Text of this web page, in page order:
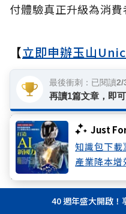
Just
知識包下載
產業降本增
付體驗真正升級為消費
【立即申辦玉山
謹慎理財_信用無價
循環利率：5.88%-
訂，基準日：2015/
預借現金約定結付
x3.5%+(新臺幣150
他相關費率依玉山銀
40 週年盛大開啟！
最後衝刺：已閱讀2/
再讀1篇文章，即